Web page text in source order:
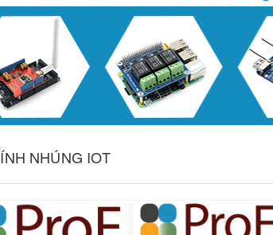
NHÚNG IOT